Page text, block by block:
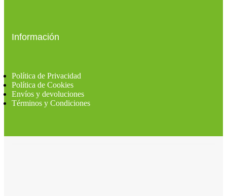
Información
Política de Privacidad
Política de Cookies
Envíos y devoluciones
Términos y Condiciones